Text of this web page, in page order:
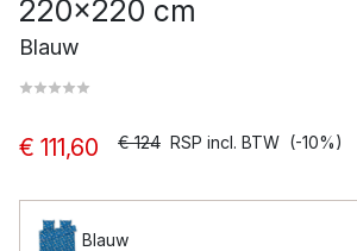
220x220 cm
Blauw
€ 111,60 € 124 RSP incl. BTW (-10%)
Blauw